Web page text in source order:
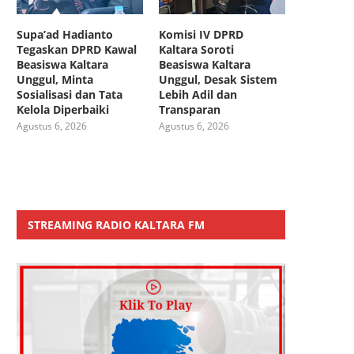
Supa’ad Hadianto
Tegaskan DPRD Kawal
Beasiswa Kaltara
Unggul, Minta
Sosialisasi dan Tata
Kelola Diperbaiki
Agustus 6, 2026
Komisi IV DPRD
Kaltara Soroti
Beasiswa Kaltara
Unggul, Desak Sistem
Lebih Adil dan
Transparan
Agustus 6, 2026
STREAMING RADIO KALTARA FM